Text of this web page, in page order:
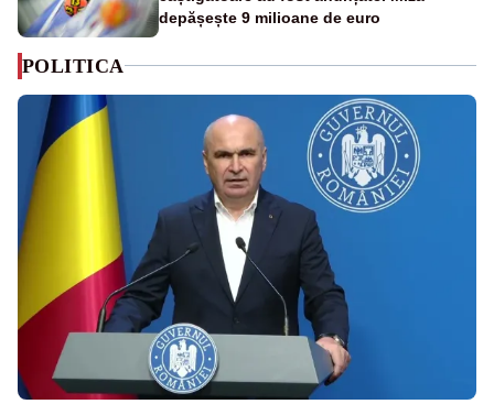
depășește 9 milioane de euro
POLITICA